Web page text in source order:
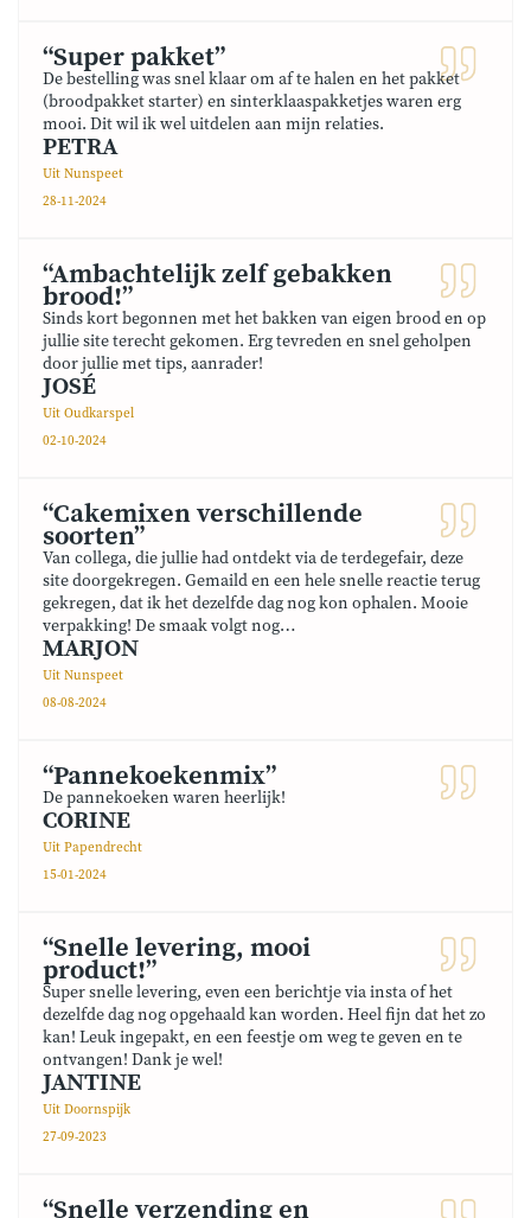
“Super pakket”
De bestelling was snel klaar om af te halen en het pakket
(broodpakket starter) en sinterklaaspakketjes waren erg
mooi. Dit wil ik wel uitdelen aan mijn relaties.
PETRA
Uit Nunspeet
28-11-2024
“Ambachtelijk zelf gebakken
brood!”
Sinds kort begonnen met het bakken van eigen brood en op
jullie site terecht gekomen. Erg tevreden en snel geholpen
door jullie met tips, aanrader!
JOSÉ
Uit Oudkarspel
02-10-2024
“Cakemixen verschillende
soorten”
Van collega, die jullie had ontdekt via de terdegefair, deze
site doorgekregen. Gemaild en een hele snelle reactie terug
gekregen, dat ik het dezelfde dag nog kon ophalen. Mooie
verpakking! De smaak volgt nog…
MARJON
Uit Nunspeet
08-08-2024
“Pannekoekenmix”
De pannekoeken waren heerlijk!
CORINE
Uit Papendrecht
15-01-2024
“Snelle levering, mooi
product!”
Super snelle levering, even een berichtje via insta of het
dezelfde dag nog opgehaald kan worden. Heel fijn dat het zo
kan! Leuk ingepakt, en een feestje om weg te geven en te
ontvangen! Dank je wel!
JANTINE
Uit Doornspijk
27-09-2023
“Snelle verzending en